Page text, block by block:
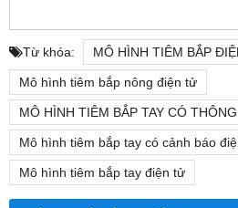
Từ khóa: MÔ HÌNH TIÊM BẮP
Mô hình tiêm bắp nông điện tử
MÔ HÌNH TIÊM BẮP TAY CÓ
Mô hình tiêm bắp tay có cảnh báo
Mô hình tiêm bắp tay điện tử